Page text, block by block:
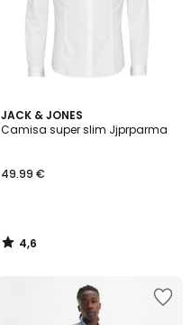
JACK & JONES
Camisa super slim Jjprparma
49.99 €
4,6
/ 5
4,6
/